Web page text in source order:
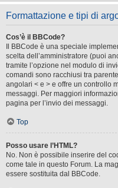
Formattazione e tipi di
Cos’è il BBCode?
Il BBCode è una speciale
scelta dell’amministratore (puoi
tramite l’opzione nel modulo di
comandi sono racchiusi tra
angolari < e > e offre un controllo
messaggi. Per maggiori
pagina per l’invio dei messaggi.
Top
Posso usare l’HTML?
No. Non è possibile inserire del
come tale in questo Forum. La
essere sostituita dal BBCode.